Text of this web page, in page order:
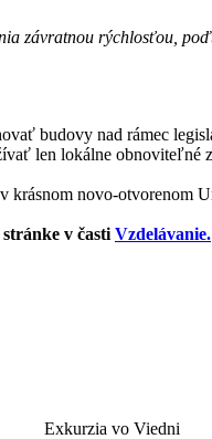
závratnou rýchlosťou,
budovy nad rámec
len lokálne obnoviteľné
krásnom novo-
v časti Vzdelávanie.
Exkurzia vo Viedni